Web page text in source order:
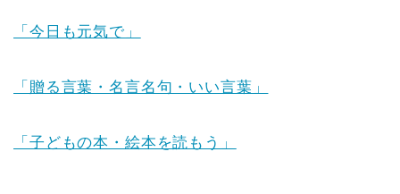
「今日も元気で」
「贈る言葉・名言名句・いい言葉」
「子どもの本・絵本を読もう」